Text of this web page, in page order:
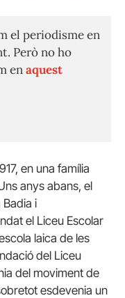
el periodisme en
Però no ho
enaquest
en una família
anys abans, el
Badia i
el Liceu Escolar
laica de les
del Liceu
del moviment de
esdevenia un